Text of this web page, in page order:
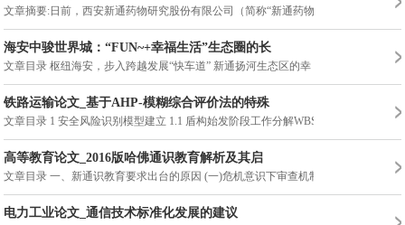
文章摘要:日前，西安新通药物研究股份有限公司（简称“新通药物”
海安中骏世界城：“FUN~+幸福生活”生态圈的长
文章目录 枢纽海安，步入跨越发展“快车道” 新通扬河生态区的幸
铁路运输论文_基于AHP-模糊综合评价法的特殊
文章目录 1 安全风险识别模型建立 1.1 盾构始发阶段工作分解WBS 1.2
高等教育论文_2016版哈佛通识教育解析及其启
文章目录 一、新通识教育要求出台的原因 (一)危机意识下审查机制的
电力工业论文_通信技术标准化发展的建议